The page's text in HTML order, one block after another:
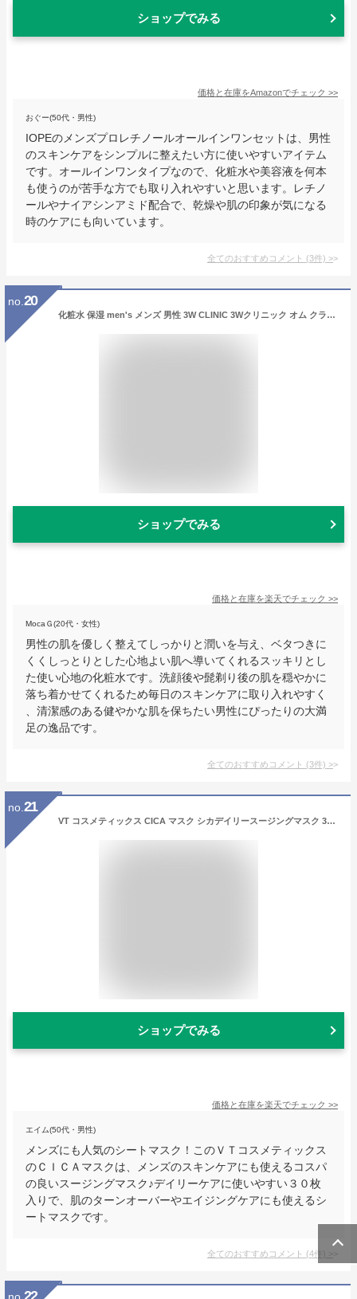
ショップでみる
価格と在庫をAmazonでチェック >>
おぐー(50代・男性)
IOPEのメンズプロレチノールオールインワンセットは、男性
のスキンケアをシンプルに整えたい方に使いやすいアイテム
です。オールインワンタイプなので、化粧水や美容液を何本
も使うのが苦手な方でも取り入れやすいと思います。レチノ
ールやナイアシンアミド配合で、乾燥や肌の印象が気になる
時のケアにも向いています。
全てのおすすめコメント (3件) >
no. 20
化粧水 保湿 men's メンズ 男性 3W CLINIC 3Wクリニック オム クラシック エッセンシャル スキン(化粧水) 150ml 男のスキンケアセット 保湿 肌を落ち着かせる しっとり 正規品 韓国コスメ
ショップでみる
価格と在庫を楽天でチェック >>
MocaＧ(20代・女性)
男性の肌を優しく整えてしっかりと潤いを与え、ベタつきに
くくしっとりとした心地よい肌へ導いてくれるスッキリとし
た使い心地の化粧水です。洗顔後や髭剃り後の肌を穏やかに
落ち着かせてくれるため毎日のスキンケアに取り入れやすく
、清潔感のある健やかな肌を保ちたい男性にぴったりの大満
足の逸品です。
全てのおすすめコメント (3件) >
no. 21
VT コスメティックス CICA マスク シカデイリースージングマスク 30枚 シカ フェイスマスク デイリー シカパック
ショップでみる
価格と在庫を楽天でチェック >>
エイム(50代・男性)
メンズにも人気のシートマスク！このＶＴコスメティックス
のＣＩＣＡマスクは、メンズのスキンケアにも使えるコスパ
の良いスージングマスク♪デイリーケアに使いやすい３０枚
入りで、肌のターンオーバーやエイジングケアにも使えるシ
ートマスクです。
全てのおすすめコメント (4件) >
22